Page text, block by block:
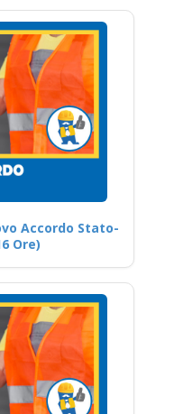
Accordo Stato-
Ore)